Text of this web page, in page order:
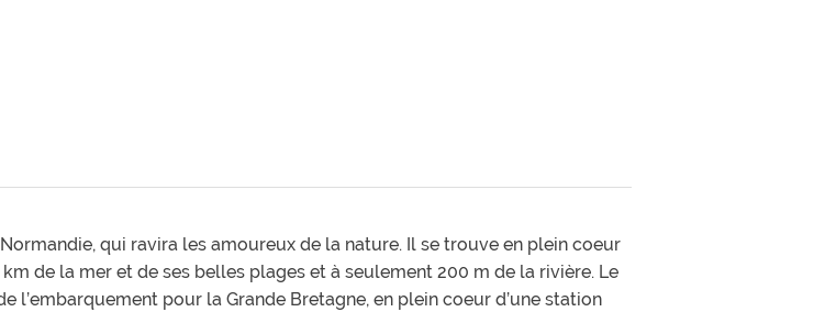
qui ravira les amoureux de la nature. Il se trouve en plein coeur
de la mer et de ses belles plages et à seulement 200 m de la rivière. Le
l’embarquement pour la Grande Bretagne, en plein coeur d’une station